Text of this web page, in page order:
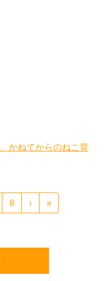
かねてからのねこ背
8 › »